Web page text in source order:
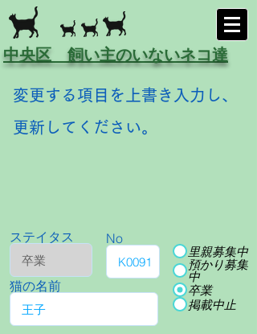
中央区 飼い主のいないネコ達
変更する項目を上書き入力し、
更新してください。
ステイタス No
猫の名前
里親募集中
預かり募集
中
卒業
掲載中止